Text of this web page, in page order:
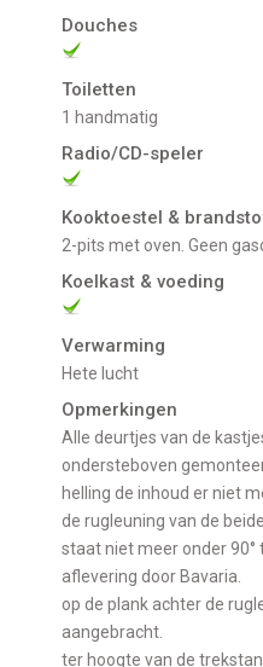
Douches
Toiletten
1 handmatig
Radio/CD-speler
Kooktoestel &
2-pits met oven. Geen
Koelkast & voeding
Verwarming
Hete lucht
Opmerkingen
alle deurtjes van de kastjes zijn opnieuw maar nu
ondersteboven
helling de inhoud er niet
de rugleuning van de
staat niet meer onder 90°
aflevering door Bavaria.
op de plank achter de
aangebracht.
ter hoogte van de